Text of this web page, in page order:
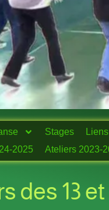
Stages
2025
Ateliers 2023-
des 13